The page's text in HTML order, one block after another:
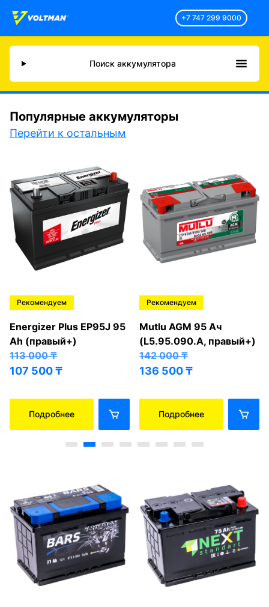
+7 747 299 9000
Поиск аккумулятора
Популярные аккумуляторы
Перейти к остальным
Рекомендуем
Energizer Plus EP95J 95
Ah (правый+)
113 000₸
107 500₸
Подробнее
Рекомендуем
Mutlu AGM 95 Ач
(L5.95.090.A, правый+)
142 000₸
136 500₸
Подробнее